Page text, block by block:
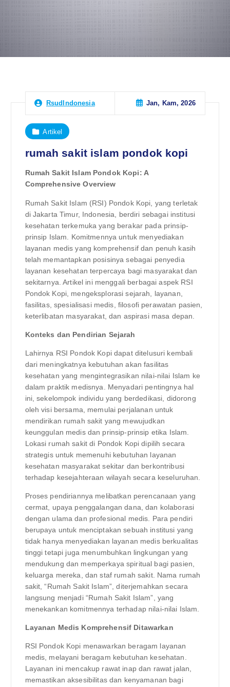
RsudIndonesia Jan, Kam, 2026
Artikel
rumah sakit islam pondok kopi
Rumah Sakit Islam Pondok Kopi: A
Comprehensive Overview
Rumah Sakit Islam (RSI) Pondok Kopi, yang terletak
di Jakarta Timur, Indonesia, berdiri sebagai institusi
kesehatan terkemuka yang berakar pada prinsip-
prinsip Islam. Komitmennya untuk menyediakan
layanan medis yang komprehensif dan penuh kasih
telah memantapkan posisinya sebagai penyedia
layanan kesehatan terpercaya bagi masyarakat dan
sekitarnya. Artikel ini menggali berbagai aspek RSI
Pondok Kopi, mengeksplorasi sejarah, layanan,
fasilitas, spesialisasi medis, filosofi perawatan pasien,
keterlibatan masyarakat, dan aspirasi masa depan.
Konteks dan Pendirian Sejarah
Lahirnya RSI Pondok Kopi dapat ditelusuri kembali
dari meningkatnya kebutuhan akan fasilitas
kesehatan yang mengintegrasikan nilai-nilai Islam ke
dalam praktik medisnya. Menyadari pentingnya hal
ini, sekelompok individu yang berdedikasi, didorong
oleh visi bersama, memulai perjalanan untuk
mendirikan rumah sakit yang mewujudkan
keunggulan medis dan prinsip-prinsip etika Islam.
Lokasi rumah sakit di Pondok Kopi dipilih secara
strategis untuk memenuhi kebutuhan layanan
kesehatan masyarakat sekitar dan berkontribusi
terhadap kesejahteraan wilayah secara keseluruhan.
Proses pendiriannya melibatkan perencanaan yang
cermat, upaya penggalangan dana, dan kolaborasi
dengan ulama dan profesional medis. Para pendiri
berupaya untuk menciptakan sebuah institusi yang
tidak hanya menyediakan layanan medis berkualitas
tinggi tetapi juga menumbuhkan lingkungan yang
mendukung dan memperkaya spiritual bagi pasien,
keluarga mereka, dan staf rumah sakit. Nama rumah
sakit, “Rumah Sakit Islam”, diterjemahkan secara
langsung menjadi “Rumah Sakit Islam”, yang
menekankan komitmennya terhadap nilai-nilai Islam.
Layanan Medis Komprehensif Ditawarkan
RSI Pondok Kopi menawarkan beragam layanan
medis, melayani beragam kebutuhan kesehatan.
Layanan ini mencakup rawat inap dan rawat jalan,
memastikan aksesibilitas dan kenyamanan bagi